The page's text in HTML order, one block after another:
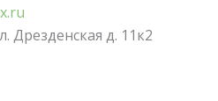
Дрезденская д. 11к2